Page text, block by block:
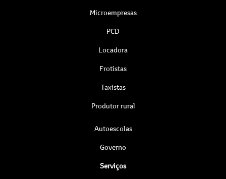
Microempresas
PCD
Locadora
Frotistas
Taxistas
Produtor rural
Autoescolas
Governo
Serviços